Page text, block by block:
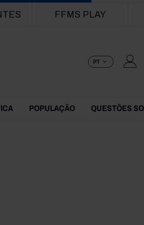
FFMS PLAY
PT
POPULAÇÃO QUESTÕES